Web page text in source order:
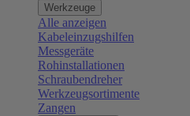
Werkzeuge
Alle anzeigen
Kabeleinzugshilfen
Messgeräte
Rohinstallationen
Schraubendreher
Werkzeugsortimente
Zangen